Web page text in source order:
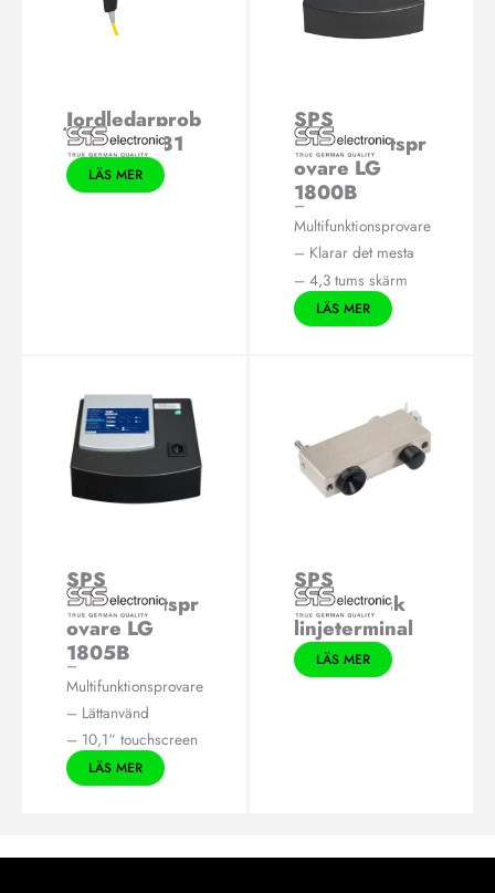
Jordledarprob
e SPS PE 81
LÄS MER
SPS
Elsäkerhetspr
ovare LG
1800B
–
Multifunktionsprovare
– Klarar det mesta
– 4,3 tums skärm
LÄS MER
SPS
Elsäkerhetspr
ovare LG
1805B
–
Multifunktionsprovare
– Lättanvänd
– 10,1“ touchscreen
LÄS MER
SPS
Pneumatisk
linjeterminal
LÄS MER